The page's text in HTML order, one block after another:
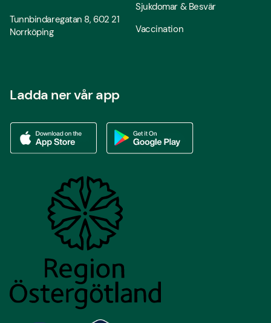
Tunnbindaregatan 8, 602 21
Norrköping
Sjukdomar & Besvär
Vaccination
Ladda ner vår app